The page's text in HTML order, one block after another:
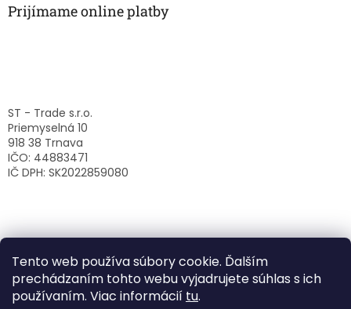
Tento web používa súbory cookie. Ďalším
prechádzaním tohto webu vyjadrujete súhlas s ich
používaním. Viac informácií tu.
Prijímame online platby
ST - Trade s.r.o.
Priemyselná 10
918 38 Trnava
IČO: 44883471
IČ DPH: SK2022859080